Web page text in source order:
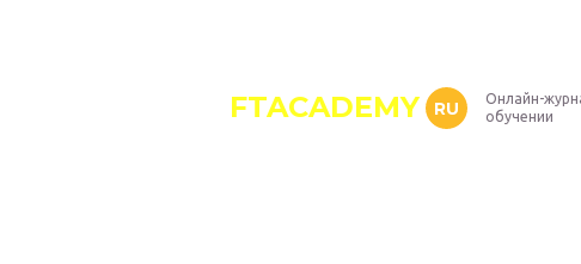
FTACADEMY RU
Онлайн-
обучении